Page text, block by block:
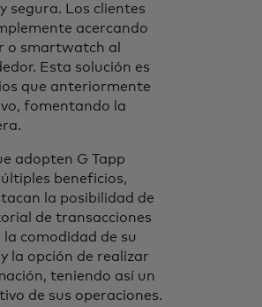
segura. Los clientes
acercando
o smartwatch al
Esta solución es
que anteriormente
fomentando la
adopten G Tapp
beneficios,
la posibilidad de
de transacciones
comodidad de su
la opción de realizar
teniendo así un
de sus operaciones.